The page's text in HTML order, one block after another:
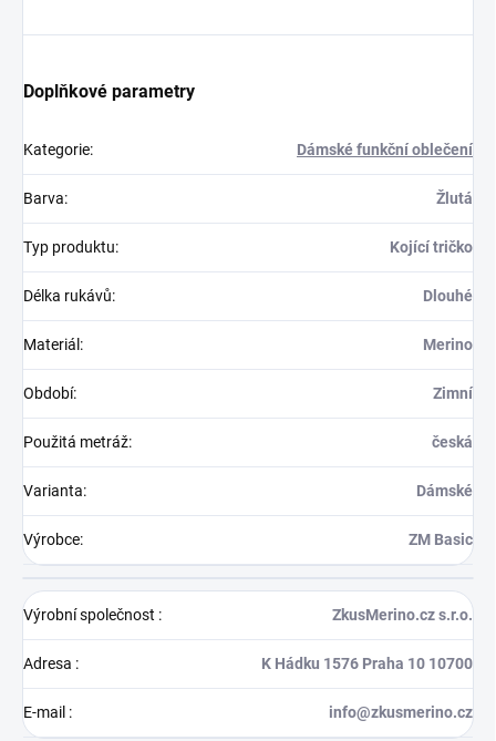
Doplňkové parametry
Kategorie: Dámské funkční oblečení
Barva: Žlutá
Typ produktu: Kojící tričko
Délka rukávů: Dlouhé
Materiál : Merino
Období: Zimní
Použitá metráž: česká
Varianta: Dámské
Výrobce: ZM Basic
Výrobní společnost : ZkusMerino.cz s.r.o.
Adresa : K Hádku 1576 Praha 10 10700
E-mail : info@zkusmerino.cz